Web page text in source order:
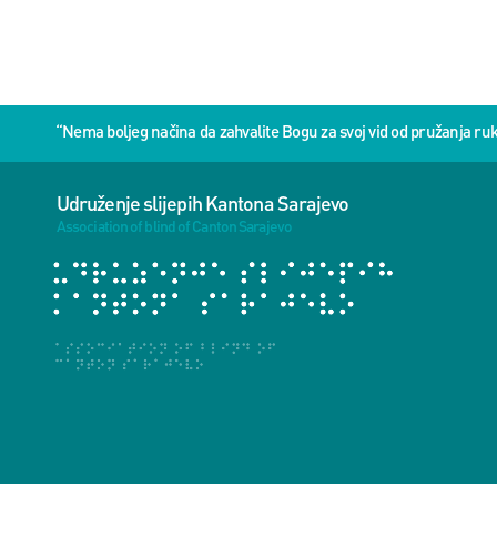
“Nema boljeg načina da zahvalite Bogu za svoj vid od pružanja
Udruženje slijepih Kantona Sarajevo
Association of blind of Canton Sarajevo